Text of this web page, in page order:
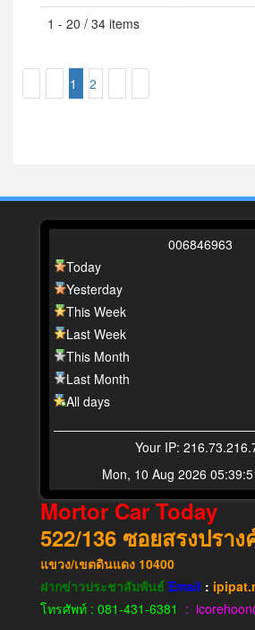
1 - 20 / 34 items
1 2
006846963
Today
Yesterday
This Week
Last Week
This Month
Last Month
All days
Your IP:
Mon, 10 Aug 2026
Mortor Car Today
522/136 ซอยสรงปราง
แขวง​/เขต​ดินแดง​ 10400
ฝากข่าวประชาสัมพันธ์ Email :
โทรศัพท์ : 081-431-6381 :